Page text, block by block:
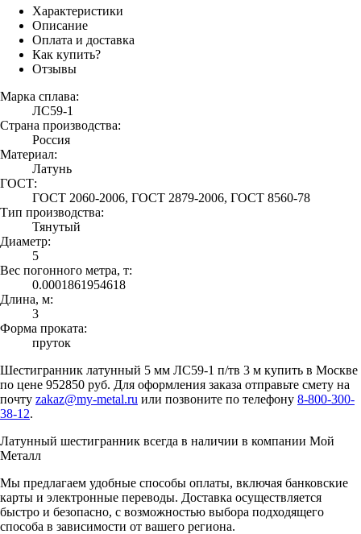
Характеристики
Описание
Оплата и доставка
Как купить?
Отзывы
Марка сплава:
ЛС59-1
Страна производства:
Россия
Материал:
Латунь
ГОСТ:
ГОСТ 2060-2006, ГОСТ 2879-2006, ГОСТ 8560-78
Тип производства:
Тянутый
Диаметр:
5
Вес погонного метра, т:
0.0001861954618
Длина, м:
3
Форма проката:
пруток
Шестигранник латунный 5 мм ЛС59-1 п/тв 3 м купить в Москве
по цене 952850 руб. Для оформления заказа отправьте смету на
почту zakaz@my-metal.ru или позвоните по телефону 8-800-300-
38-12.
Латунный шестигранник всегда в наличии в компании Мой
Металл
Мы предлагаем удобные способы оплаты, включая банковские
карты и электронные переводы. Доставка осуществляется
быстро и безопасно, с возможностью выбора подходящего
способа в зависимости от вашего региона.